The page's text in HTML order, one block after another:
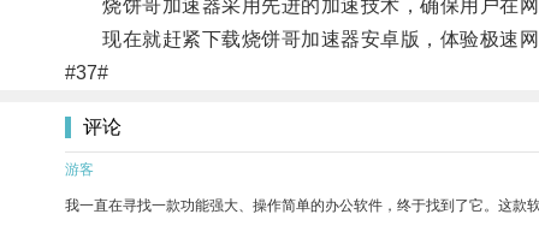
烧饼哥加速器采用先进的加速技术，确保用户在网
现在就赶紧下载烧饼哥加速器安卓版，体验极速网
#37#
评论
游客
我一直在寻找一款功能强大、操作简单的办公软件，终于找到了它。这